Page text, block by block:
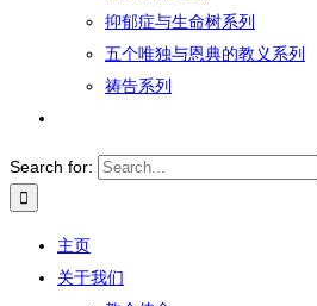
抑郁症与生命树系列
五个唯独与恩典的教义系列
祷告系列
Search for:
主页
关于我们